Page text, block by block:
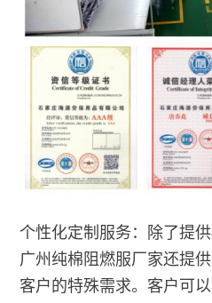
个性化定制服务：除了提
广州纯棉阻燃服厂家还提
客户的特殊需求。客户可